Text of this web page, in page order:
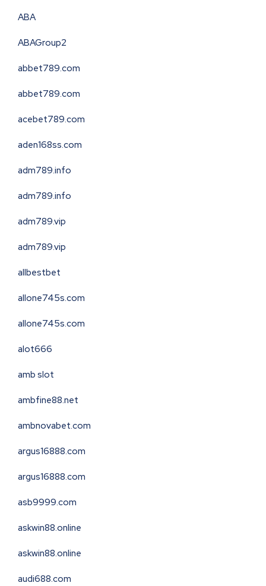
ABA
ABAGroup2
abbet789.com
abbet789.com
acebet789.com
aden168ss.com
adm789.info
adm789.info
adm789.vip
adm789.vip
allbestbet
allone745s.com
allone745s.com
alot666
amb slot
ambfine88.net
ambnovabet.com
argus16888.com
argus16888.com
asb9999.com
askwin88.online
askwin88.online
audi688.com